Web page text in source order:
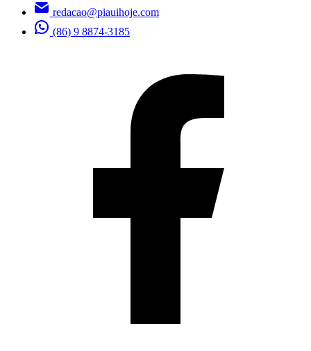
redacao@piauihoje.com
(86) 9 8874-3185